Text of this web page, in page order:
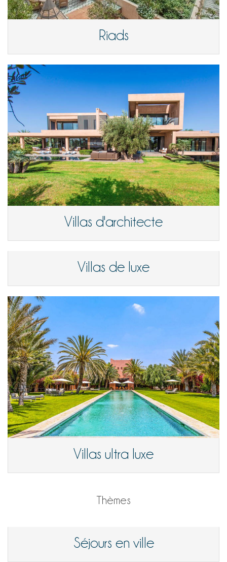
Riads
Villas d'architecte
Villas de luxe
Villas ultra luxe
Thèmes
Séjours en ville